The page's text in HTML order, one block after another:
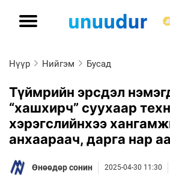
Нүүр Нийгэм Бусад
Түймрийн эрсдэл
“хашхирч” суухаар
хэрэгслийнхээ
анхаараач, дарга нар аа
Өнөөдөр сонин 2025-04-30 11:30